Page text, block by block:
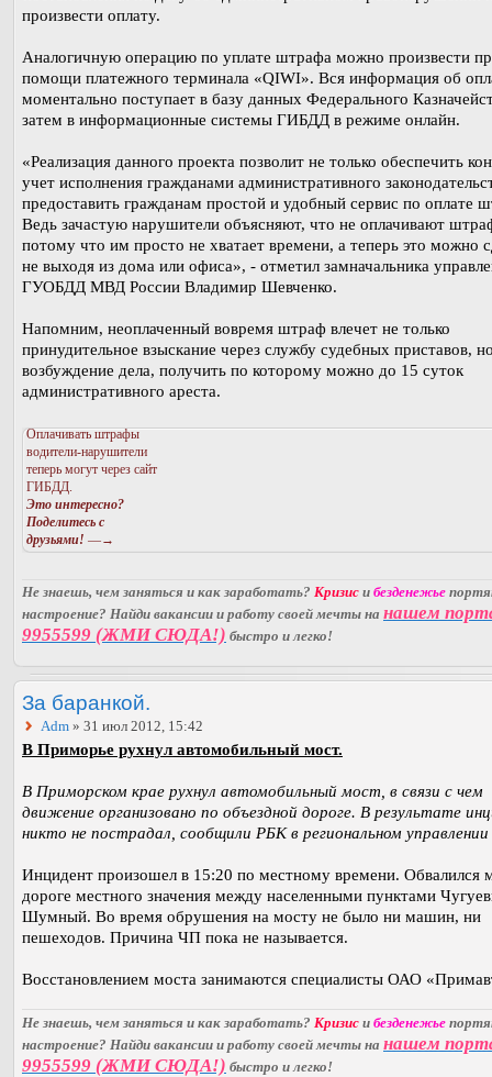
произвести оплату.
Аналогичную операцию по уплате штрафа можно произвести
помощи платежного терминала «QIWI». Вся информация об
моментально поступает в базу данных Федерального
затем в информационные системы ГИБДД в режиме онлайн.
«Реализация данного проекта позволит не только обеспечить
учет исполнения гражданами административного
предоставить гражданам простой и удобный сервис по оплате
Ведь зачастую нарушители объясняют, что не оплачивают
потому что им просто не хватает времени, а теперь это можно
не выходя из дома или офиса», - отметил замначальника
ГУОБДД МВД России Владимир Шевченко.
Напомним, неоплаченный вовремя штраф влечет не только
принудительное взыскание через службу судебных приставов,
возбуждение дела, получить по которому можно до 15 суток
административного ареста.
Оплачивать штрафы
водители-нарушители
теперь могут через сайт
ГИБДД.
Это интересно?
Поделитесь с
друзьями! —→
Не знаешь, чем заняться и как заработать? Кризис и безденежье
настроение? Найди вакансии и работу своей мечты на нашем
9955599 (ЖМИ СЮДА!) быстро и легко!
За баранкой.
Adm » 31 июл 2012, 15:42
В Приморье рухнул автомобильный мост.
В Приморском крае рухнул автомобильный мост, в связи с чем
движение организовано по объездной дороге. В результате
никто не пострадал, сообщили РБК в региональном
Инцидент произошел в 15:20 по местному времени. Обвалился
дороге местного значения между населенными пунктами
Шумный. Во время обрушения на мосту не было ни машин, ни
пешеходов. Причина ЧП пока не называется.
Восстановлением моста занимаются специалисты ОАО
Не знаешь, чем заняться и как заработать? Кризис и безденежье
настроение? Найди вакансии и работу своей мечты на нашем
9955599 (ЖМИ СЮДА!) быстро и легко!